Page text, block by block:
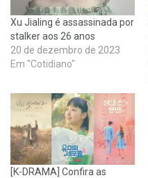
Xu Jialing é assassinada por
stalker aos 26 anos
20 de dezembro de 2023
Em "Cotidiano"
[K-DRAMA] Confira as